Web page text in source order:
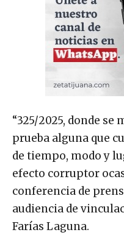
“325/2025, donde
prueba alguna que
de tiempo, modo y
efecto corruptor
conferencia de
audiencia de
Farías Laguna.